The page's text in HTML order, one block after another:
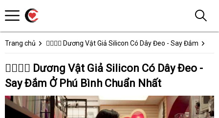
Trang chủ 👩‍❤️‍💋‍👨 Dương Vật Giả Silicon Có Dây Đeo - Say Đắm
👩‍❤️‍💋‍👨 Dương Vật Giả Silicon Có Dây Đeo -
Say Đắm Ở Phú Bình Chuẩn Nhất